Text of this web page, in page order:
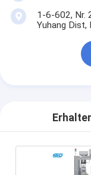
1-6-602, Nr.
Yuhang Dist,